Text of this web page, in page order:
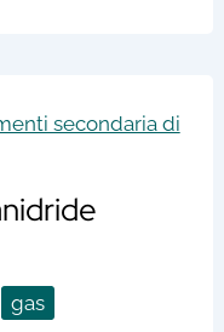
secondaria di
gas